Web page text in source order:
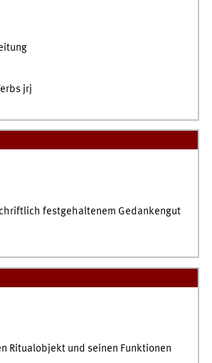
jrj
festgehaltenem Gedankengut
Ritualobjekt und seinen Funktionen